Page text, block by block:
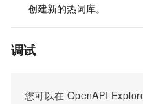
创建新的热词库。
调试
您可以在 OpenAPI